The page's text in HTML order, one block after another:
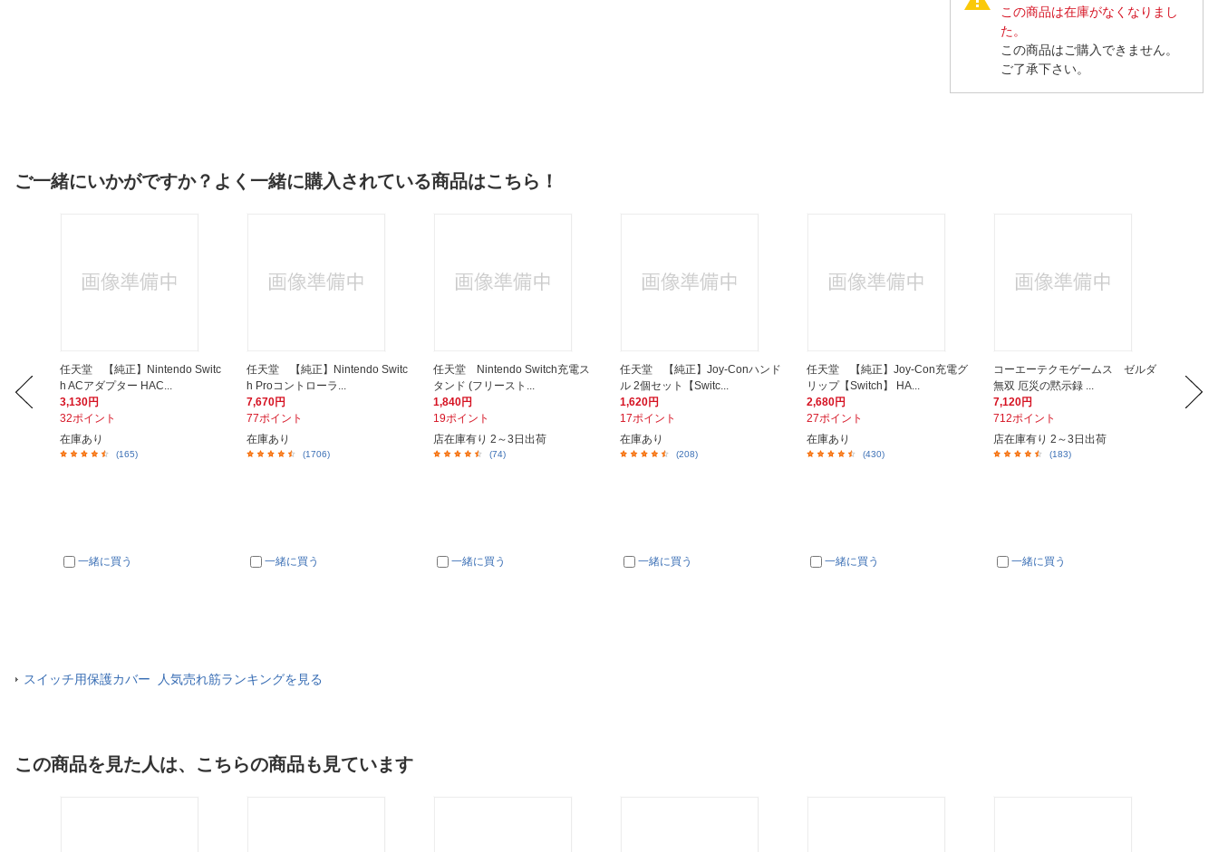
この商品は在庫がなくなりまし
た。
この商品はご購入できません。
ご了承下さい。
ご一緒にいかがですか？よく一緒に購入されている商品はこちら！
任天堂 【純正】Nintendo Switc
h ACアダプター HAC...
3,130円
32ポイント
在庫あり
(165)
一緒に買う
任天堂 【純正】Nintendo Switc
h Proコントローラ...
7,670円
77ポイント
在庫あり
(1706)
一緒に買う
任天堂 Nintendo Switch充電ス
タンド (フリースト...
1,840円
19ポイント
店在庫有り 2～3日出荷
(74)
一緒に買う
任天堂 【純正】Joy-Conハンド
ル 2個セット【Switc...
1,620円
17ポイント
在庫あり
(208)
一緒に買う
任天堂 【純正】Joy-Con充電グ
リップ【Switch】 HA...
2,680円
27ポイント
在庫あり
(430)
一緒に買う
コーエーテクモゲームス ゼルダ
無双 厄災の黙示録 ...
7,120円
712ポイント
店在庫有り 2～3日出荷
(183)
一緒に買う
ト 桃
6,210円
スイッチ用保護カバー 人気売れ筋ランキングを見る
この商品を見た人は、こちらの商品も見ています